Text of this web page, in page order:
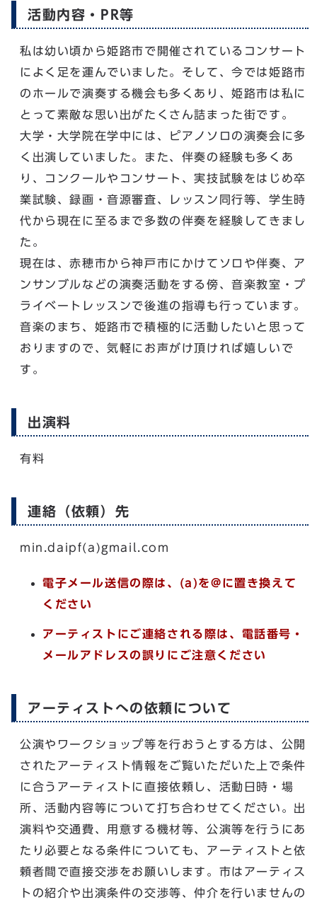
活動内容・PR等
私は幼い頃から姫路市で開催されているコンサート
によく足を運んでいました。そして、今では姫路市
のホールで演奏する機会も多くあり、姫路市は私に
とって素敵な思い出がたくさん詰まった街です。
大学・大学院在学中には、ピアノソロの演奏会に多
く出演していました。また、伴奏の経験も多くあ
り、コンクールやコンサート、実技試験をはじめ卒
業試験、録画・音源審査、レッスン同行等、学生時
代から現在に至るまで多数の伴奏を経験してきまし
た。
現在は、赤穂市から神戸市にかけてソロや伴奏、ア
ンサンブルなどの演奏活動をする傍、音楽教室・プ
ライベートレッスンで後進の指導も行っています。
音楽のまち、姫路市で積極的に活動したいと思って
おりますので、気軽にお声がけ頂ければ嬉しいで
す。
出演料
有料
連絡（依頼）先
min.daipf(a)gmail.com
電子メール送信の際は、(a)を@に置き換えて
ください
アーティストにご連絡される際は、電話番号・
メールアドレスの誤りにご注意ください
アーティストへの依頼について
公演やワークショップ等を行おうとする方は、公開
されたアーティスト情報をご覧いただいた上で条件
に合うアーティストに直接依頼し、活動日時・場
所、活動内容等について打ち合わせてください。出
演料や交通費、用意する機材等、公演等を行うにあ
たり必要となる条件についても、アーティストと依
頼者間で直接交渉をお願いします。市はアーティス
トの紹介や出演条件の交渉等、仲介を行いませんの